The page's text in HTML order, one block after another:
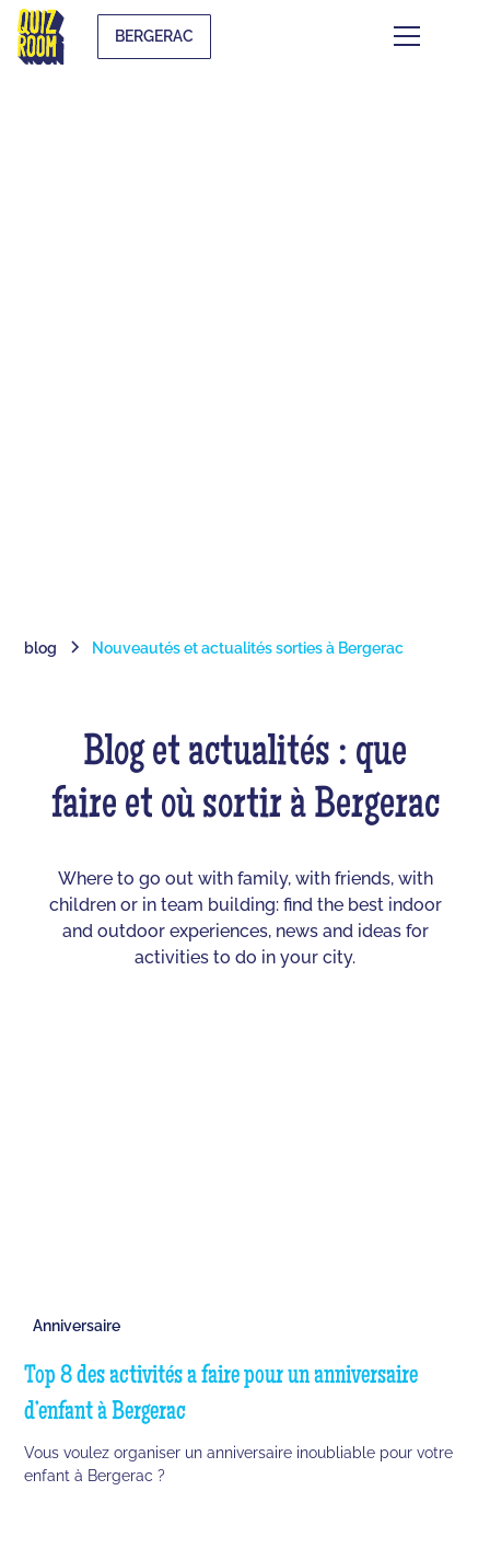
BERGERAC
blog Nouveautés et actualités sorties à Bergerac
Blog et actualités : que
faire et où sortir à Bergerac
Where to go out with family, with friends, with
children or in team building: find the best indoor
and outdoor experiences, news and ideas for
activities to do in your city.
Anniversaire
Top 8 des activités a faire pour un anniversaire
d’enfant à Bergerac
Vous voulez organiser un anniversaire inoubliable pour votre
enfant à Bergerac ?